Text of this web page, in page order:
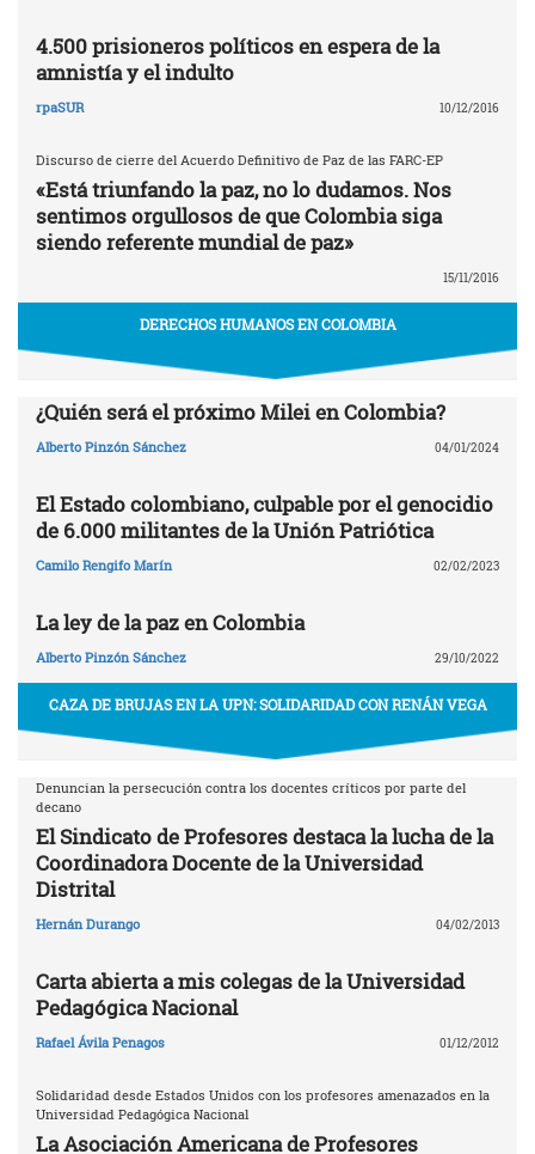
4.500 prisioneros políticos en espera de la
amnistía y el indulto
rpaSUR 10/12/2016
Discurso de cierre del Acuerdo Definitivo de Paz de las FARC-EP
«Está triunfando la paz, no lo dudamos. Nos
sentimos orgullosos de que Colombia siga
siendo referente mundial de paz»
15/11/2016
DERECHOS HUMANOS EN COLOMBIA
¿Quién será el próximo Milei en Colombia?
Alberto Pinzón Sánchez 04/01/2024
El Estado colombiano, culpable por el genocidio
de 6.000 militantes de la Unión Patriótica
Camilo Rengifo Marín 02/02/2023
La ley de la paz en Colombia
Alberto Pinzón Sánchez 29/10/2022
CAZA DE BRUJAS EN LA UPN: SOLIDARIDAD CON RENÁN VEGA
Denuncian la persecución contra los docentes críticos por parte del
decano
El Sindicato de Profesores destaca la lucha de la
Coordinadora Docente de la Universidad
Distrital
Hernán Durango 04/02/2013
Carta abierta a mis colegas de la Universidad
Pedagógica Nacional
Rafael Ávila Penagos 01/12/2012
Solidaridad desde Estados Unidos con los profesores amenazados en la
Universidad Pedagógica Nacional
La Asociación Americana de Profesores